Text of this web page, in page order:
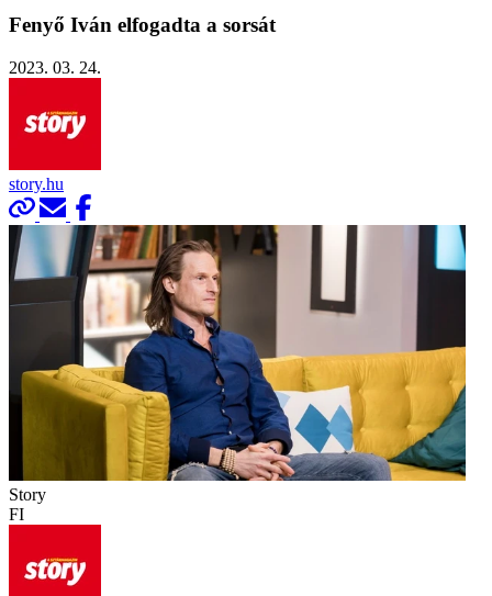
Fenyő Iván elfogadta a sorsát
2023. 03. 24.
story.hu
Story
FI